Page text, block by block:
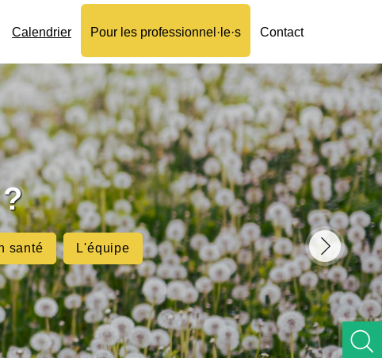
Calendrier Pour les professionnel·le·s Contact
santé L'équipe